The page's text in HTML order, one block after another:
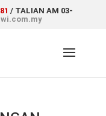
/ TALIAN AM 03-